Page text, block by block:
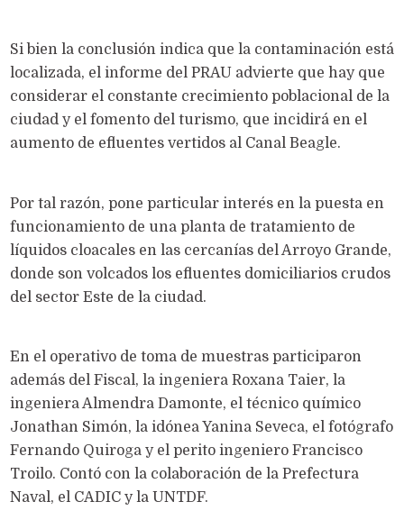
Si bien la conclusión indica que la contaminación está
localizada, el informe del PRAU advierte que hay que
considerar el constante crecimiento poblacional de la
ciudad y el fomento del turismo, que incidirá en el
aumento de efluentes vertidos al Canal Beagle.
Por tal razón, pone particular interés en la puesta en
funcionamiento de una planta de tratamiento de
líquidos cloacales en las cercanías del Arroyo Grande,
donde son volcados los efluentes domiciliarios crudos
del sector Este de la ciudad.
En el operativo de toma de muestras participaron
además del Fiscal, la ingeniera Roxana Taier, la
ingeniera Almendra Damonte, el técnico químico
Jonathan Simón, la idónea Yanina Seveca, el fotógrafo
Fernando Quiroga y el perito ingeniero Francisco
Troilo. Contó con la colaboración de la Prefectura
Naval, el CADIC y la UNTDF.